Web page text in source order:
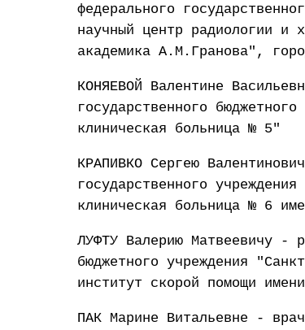
федерального
научный центр радиологии и
академика А.М.Гранова",
КОНЯЕВОЙ Валентине
государственного
клиническая больница № 5"
КРАПИВКО Сергею
государственного
клиническая больница № 6
ЛУФТУ Валерию Матвеевичу -
бюджетного учреждения
институт скорой помощи
ПАК Марине Витальевне -